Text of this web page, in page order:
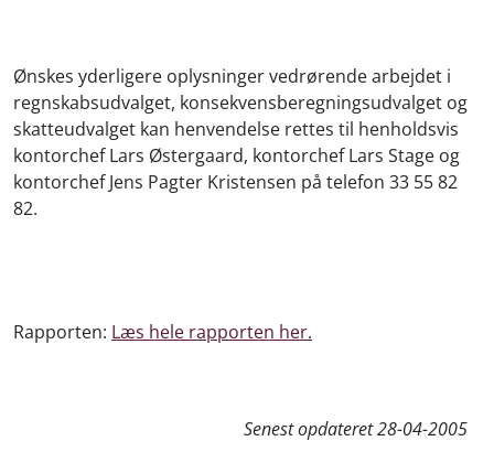
Ønskes yderligere oplysninger vedrørende arbejdet i
regnskabsudvalget, konsekvensberegningsudvalget og
skatteudvalget kan henvendelse rettes til henholdsvis
kontorchef Lars Østergaard, kontorchef Lars Stage og
kontorchef Jens Pagter Kristensen på telefon 33 55 82
82.
Rapporten: Læs hele rapporten her.
Senest opdateret28-04-2005